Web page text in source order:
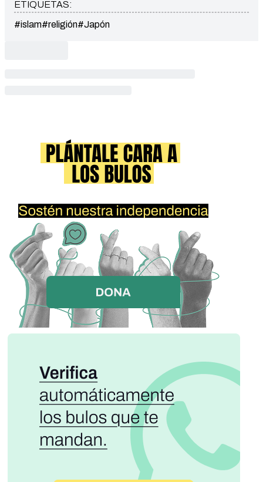
ETIQUETAS:
#islam#religión#Japón